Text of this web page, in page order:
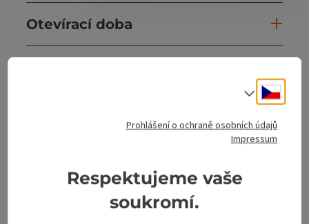
Otevírací doba
Způsobilost
Cesky
Volba
Prohlášení o ochraně osobních údajů
Impressum
Respektujeme vaše
soukromí.